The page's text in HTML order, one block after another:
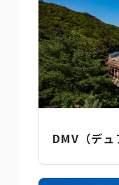
DMV（デュ